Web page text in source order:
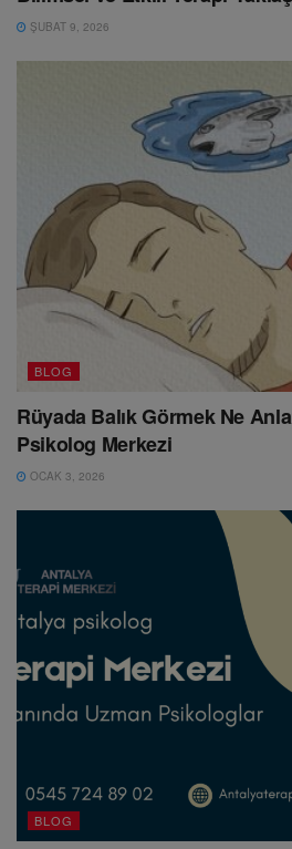
ŞUBAT 9, 2026
BLOG
Rüyada Balık Görmek Ne
Psikolog Merkezi
OCAK 3, 2026
BLOG